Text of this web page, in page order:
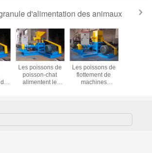
d'alimentation des animaux
Les poissons de
poisson-chat
alimentent le
machine 700-
Les poissons de
flottement de
machines
faire la machine